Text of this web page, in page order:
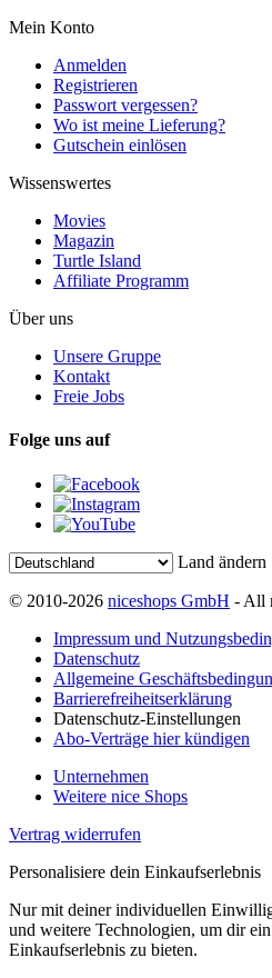
Mein Konto
Anmelden
Registrieren
Passwort vergessen?
Wo ist meine Lieferung?
Gutschein einlösen
Wissenswertes
Movies
Magazin
Turtle Island
Affiliate Programm
Über uns
Unsere Gruppe
Kontakt
Freie Jobs
Folge uns auf
Land ändern
© 2010-2026 niceshops GmbH - All
Impressum und
Datenschutz
Allgemeine
Barrierefreiheitserklärung
Datenschutz-Einstellungen
Abo-Verträge hier kündigen
Unternehmen
Weitere nice Shops
Vertrag widerrufen
Personalisiere dein Einkaufserlebnis
Nur mit deiner individuellen
und weitere Technologien, um dir
Einkaufserlebnis zu bieten.